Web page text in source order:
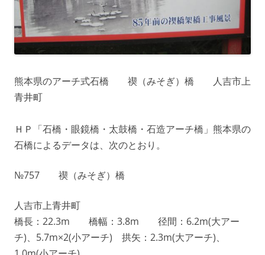
熊本県のアーチ式石橋 禊（みそぎ）橋 人吉市上
青井町
ＨＰ「石橋・眼鏡橋・太鼓橋・石造アーチ橋」熊本県の
石橋によるデータは、次のとおり。
№757 禊（みそぎ）橋
人吉市上青井町
橋長：22.3m 橋幅：3.8m 径間：6.2m(大アー
チ)、5.7m×2(小アーチ) 拱矢：2.3m(大アーチ)、